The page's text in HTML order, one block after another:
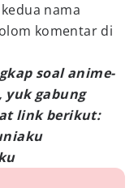
nama
komentar di
soal anime-
yuk gabung
link berikut: